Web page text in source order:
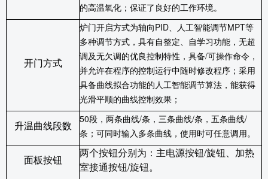
的高温氧化；保证了良好的工作环境。
开门方式
炉门开启方式为轴向PID、人工智能调节MPT等
多种调节方式，具有自整定、自学习功能，无超
调及无欠调的优良控制特性，具备/可操作命令，
并允许在程序的控制运行中随时修改程序；采用
具备曲线拟合功能的人工智能调节算法，能获得
光滑平顺的曲线控制效果；
升温曲线段数 50段，两条曲线/条，三条曲线/条，五条曲线/
条；可同时输入多条曲线，使用时可任意调用。
面板按钮
两个按钮分别为：主电源按钮/旋钮、加热
室接通按钮/旋钮。